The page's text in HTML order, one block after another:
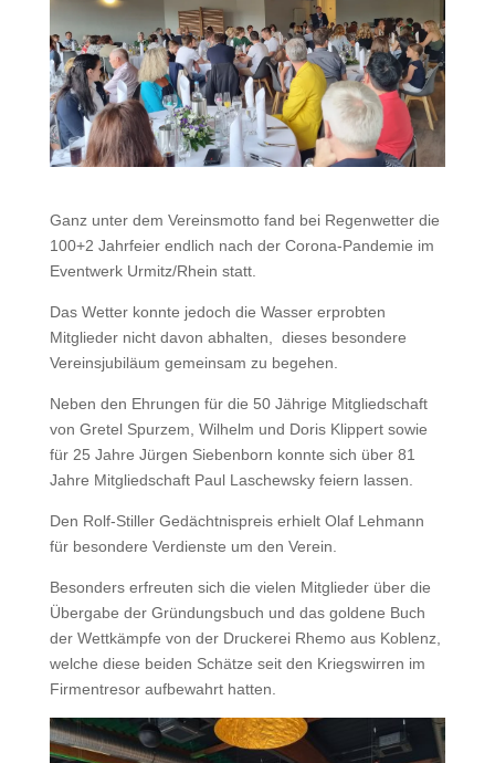
Ganz unter dem Vereinsmotto fand bei Regenwetter die
100+2 Jahrfeier endlich nach der Corona-Pandemie im
Eventwerk Urmitz/Rhein statt.
Das Wetter konnte jedoch die Wasser erprobten
Mitglieder nicht davon abhalten, dieses besondere
Vereinsjubiläum gemeinsam zu begehen.
Neben den Ehrungen für die 50 Jährige Mitgliedschaft
von Gretel Spurzem, Wilhelm und Doris Klippert sowie
für 25 Jahre Jürgen Siebenborn konnte sich über 81
Jahre Mitgliedschaft Paul Laschewsky feiern lassen.
Den Rolf-Stiller Gedächtnispreis erhielt Olaf Lehmann
für besondere Verdienste um den Verein.
Besonders erfreuten sich die vielen Mitglieder über die
Übergabe der Gründungsbuch und das goldene Buch
der Wettkämpfe von der Druckerei Rhemo aus Koblenz,
welche diese beiden Schätze seit den Kriegswirren im
Firmentresor aufbewahrt hatten.